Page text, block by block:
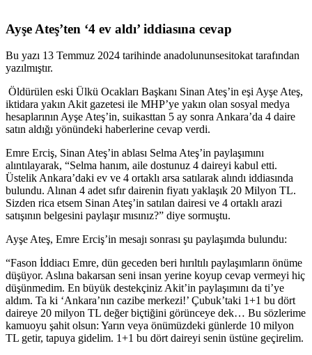
Ayşe Ateş’ten ‘4 ev aldı’ iddiasına cevap
Bu yazı 13 Temmuz 2024 tarihinde anadolununsesitokat tarafından
yazılmıştır.
Öldürülen eski Ülkü Ocakları Başkanı Sinan Ateş’in eşi Ayşe Ateş,
iktidara yakın Akit gazetesi ile MHP’ye yakın olan sosyal medya
hesaplarının Ayşe Ateş’in, suikasttan 5 ay sonra Ankara’da 4 daire
satın aldığı yönündeki haberlerine cevap verdi.
Emre Erciş, Sinan Ateş’in ablası Selma Ateş’in paylaşımını
alıntılayarak, “Selma hanım, aile dostunuz 4 daireyi kabul etti.
Üstelik Ankara’daki ev ve 4 ortaklı arsa satılarak alındı iddiasında
bulundu. Alınan 4 adet sıfır dairenin fiyatı yaklaşık 20 Milyon TL.
Sizden rica etsem Sinan Ateş’in satılan dairesi ve 4 ortaklı arazi
satışının belgesini paylaşır mısınız?” diye sormuştu.
Ayşe Ateş, Emre Erciş’in mesajı sonrası şu paylaşımda bulundu:
“Fason İddiacı Emre, dün geceden beri hırıltılı paylaşımların önüme
düşüyor. Aslına bakarsan seni insan yerine koyup cevap vermeyi hiç
düşünmedim. En büyük destekçiniz Akit’in paylaşımını da ti’ye
aldım. Ta ki ‘Ankara’nın cazibe merkezi!’ Çubuk’taki 1+1 bu dört
daireye 20 milyon TL değer biçtiğini görünceye dek… Bu sözlerime
kamuoyu şahit olsun: Yarın veya önümüzdeki günlerde 10 milyon
TL getir, tapuya gidelim. 1+1 bu dört daireyi senin üstüne geçirelim.